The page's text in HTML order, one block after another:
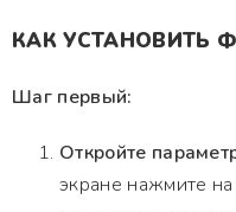
КАК УСТАНОВИТЬ
Шаг первый:
Откройте
экране нажмите